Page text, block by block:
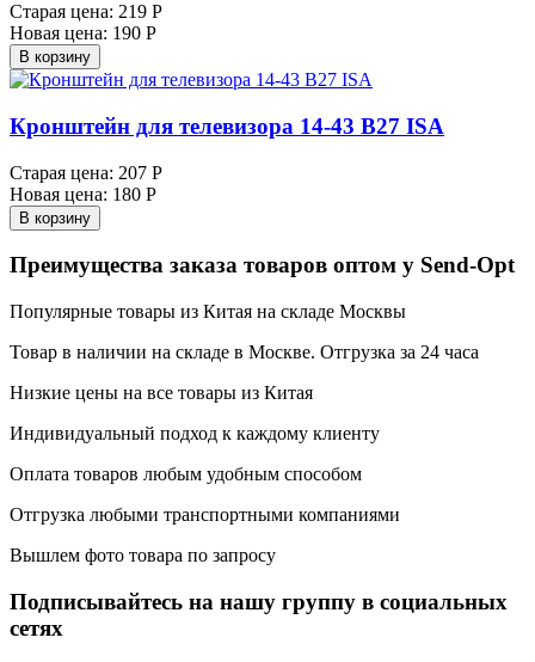
Старая цена: 219 Р
Новая цена: 190 Р
В корзину
Кронштейн для телевизора 14-43 B27 ISA
Старая цена: 207 Р
Новая цена: 180 Р
В корзину
Преимущества заказа товаров оптом у Send-Opt
Популярные товары из Китая на складе Москвы
Товар в наличии на складе в Москве. Отгрузка за 24 часа
Низкие цены на все товары из Китая
Индивидуальный подход к каждому клиенту
Оплата товаров любым удобным способом
Отгрузка любыми транспортными компаниями
Вышлем фото товара по запросу
Подписывайтесь на нашу группу в социальных
сетях